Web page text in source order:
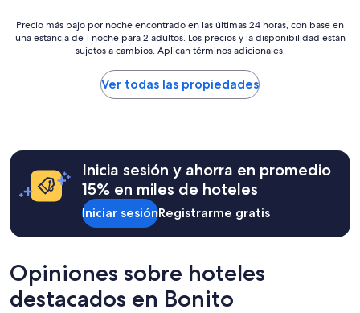
Precio
más
24
horas,
con
base
una
estancia
1
noche
para
Precio más bajo por noche encontrado en las últimas 24 horas, con base en
una estancia de 1 noche para 2 adultos. Los precios y la disponibilidad están
sujetos a cambios. Aplican términos adicionales.
Ver todas las propiedades
Inicia sesión y ahorra en promedio
15% en miles de hoteles
Iniciar sesiónRegistrarme gratis
Opiniones sobre hoteles
destacados en Bonito